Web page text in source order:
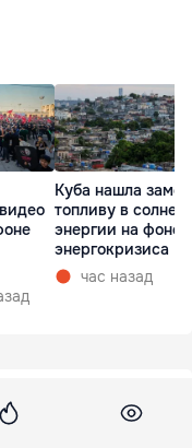
Куба нашла
топливу в
энергии на фоне
энергокризиса
час назад
indrepta